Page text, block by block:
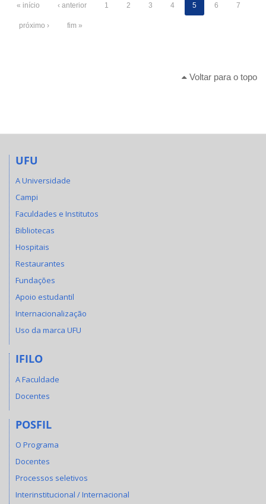
« início ‹ anterior 1 2 3 4 5 6 7
próximo › fim »
Voltar para o topo
UFU
A Universidade
Campi
Faculdades e Institutos
Bibliotecas
Hospitais
Restaurantes
Fundações
Apoio estudantil
Internacionalização
Uso da marca UFU
IFILO
A Faculdade
Docentes
POSFIL
O Programa
Docentes
Processos seletivos
Interinstitucional / Internacional